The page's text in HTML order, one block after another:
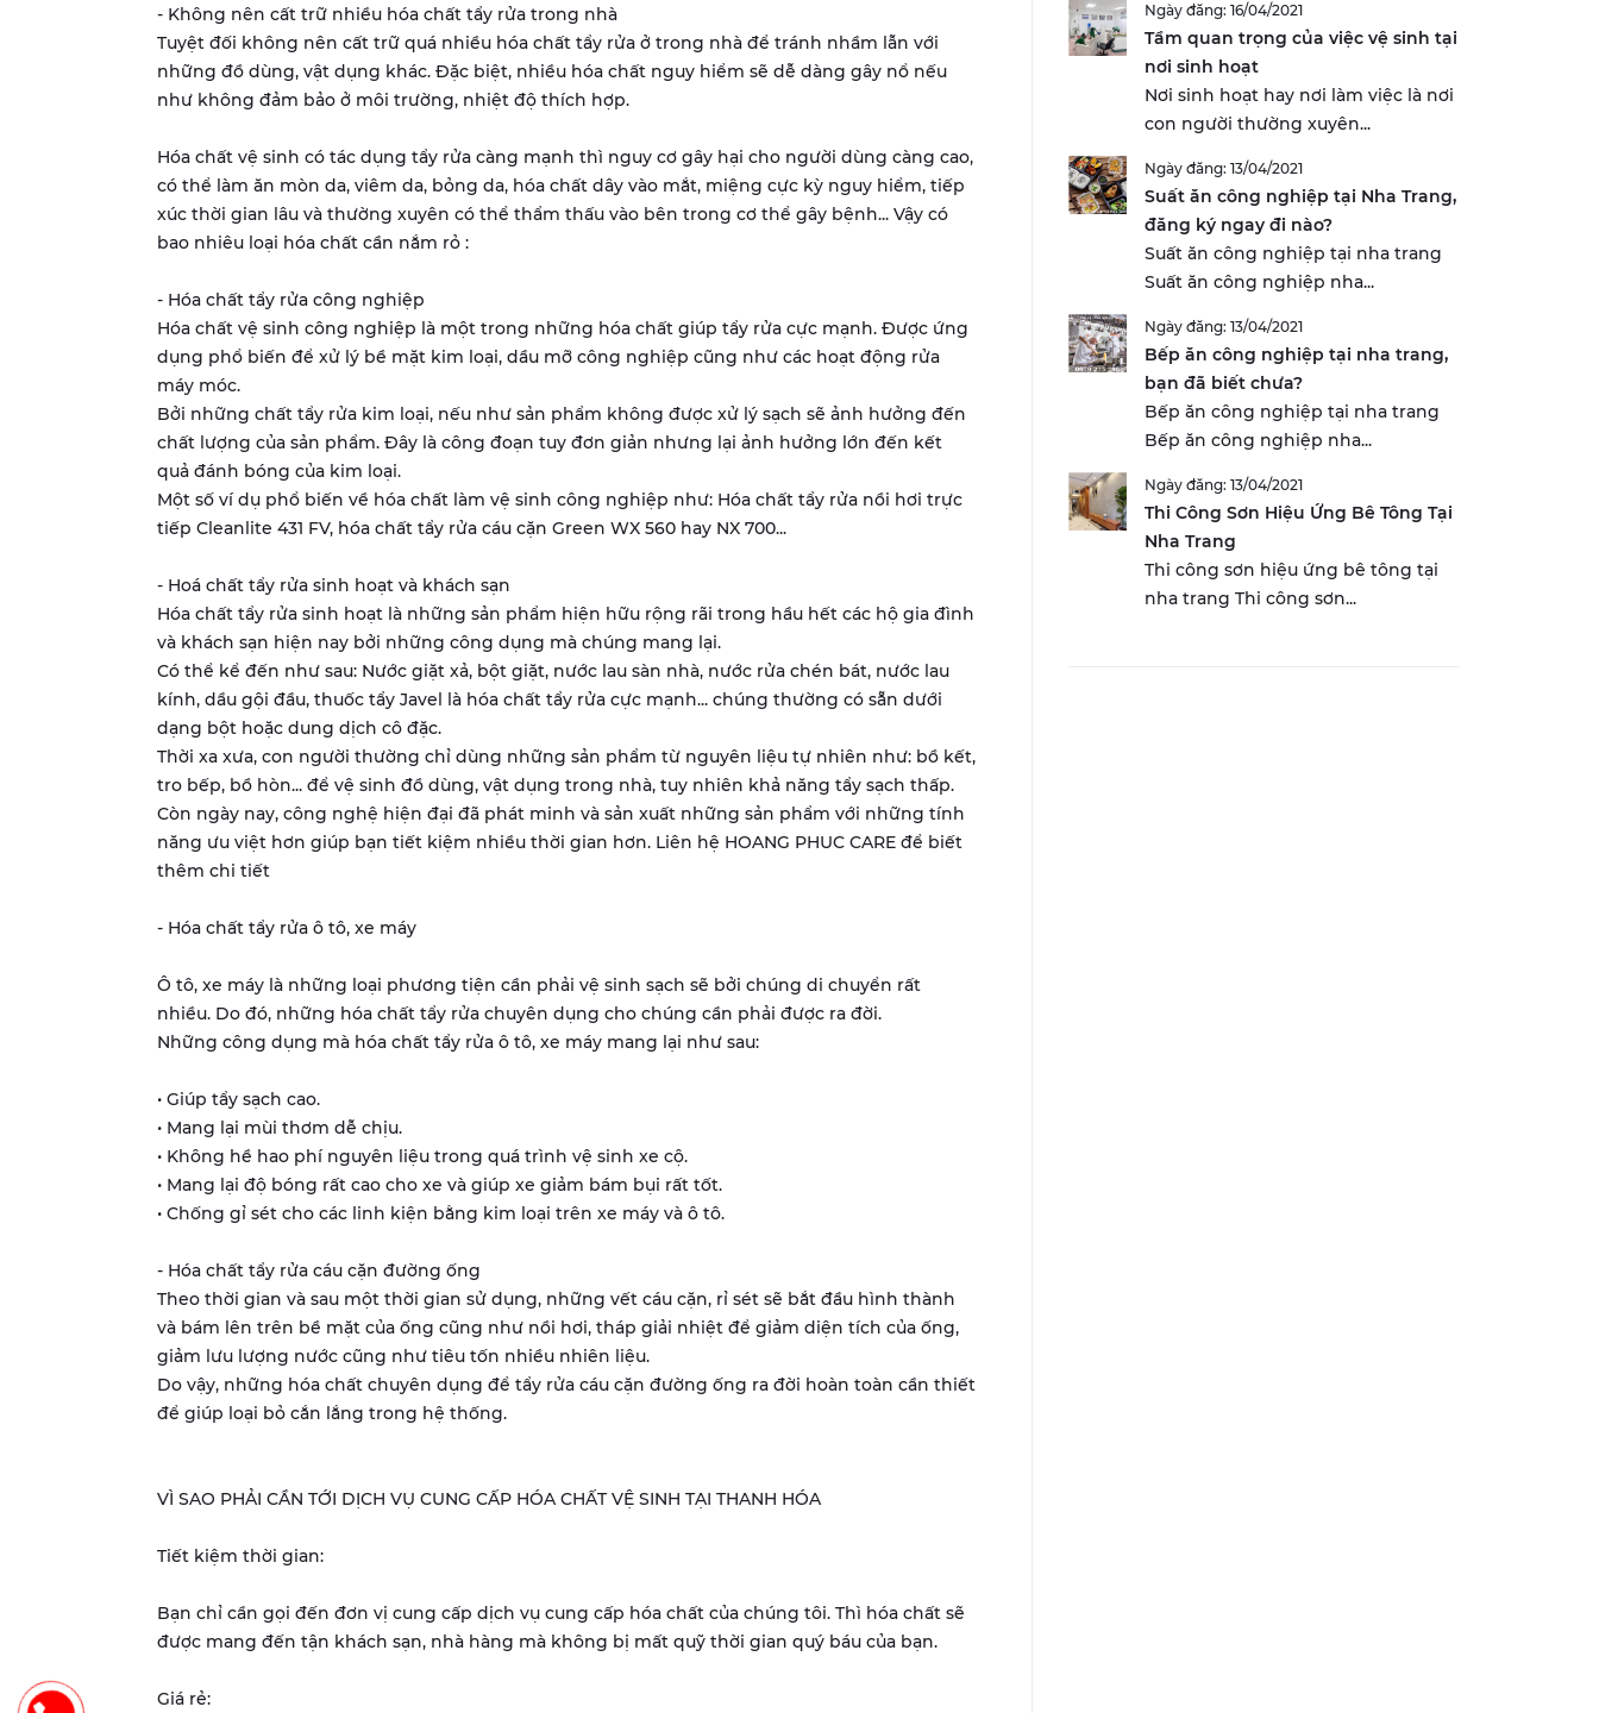
- Không nên cất trữ nhiều hóa chất tẩy rửa trong nhà
Tuyệt đối không nên cất trữ quá nhiều hóa chất tẩy rửa ở trong nhà để tránh nhầm lẫn với
những đồ dùng, vật dụng khác. Đặc biệt, nhiều hóa chất nguy hiểm sẽ dễ dàng gây nổ nếu
như không đảm bảo ở môi trường, nhiệt độ thích hợp.
Hóa chất vệ sinh có tác dụng tẩy rửa càng mạnh thì nguy cơ gây hại cho người dùng càng cao,
có thể làm ăn mòn da, viêm da, bỏng da, hóa chất dây vào mắt, miệng cực kỳ nguy hiểm, tiếp
xúc thời gian lâu và thường xuyên có thể thẩm thấu vào bên trong cơ thể gây bệnh... Vậy có
bao nhiêu loại hóa chất cần nắm rỏ :
- Hóa chất tẩy rửa công nghiệp
Hóa chất vệ sinh công nghiệp là một trong những hóa chất giúp tẩy rửa cực mạnh. Được ứng
dụng phổ biến để xử lý bề mặt kim loại, dầu mỡ công nghiệp cũng như các hoạt động rửa
máy móc.
Bởi những chất tẩy rửa kim loại, nếu như sản phẩm không được xử lý sạch sẽ ảnh hưởng đến
chất lượng của sản phẩm. Đây là công đoạn tuy đơn giản nhưng lại ảnh hưởng lớn đến kết
quả đánh bóng của kim loại.
Một số ví dụ phổ biến về hóa chất làm vệ sinh công nghiệp như: Hóa chất tẩy rửa nồi hơi trực
tiếp Cleanlite 431 FV, hóa chất tẩy rửa cáu cặn Green WX 560 hay NX 700...
- Hoá chất tẩy rửa sinh hoạt và khách sạn
Hóa chất tẩy rửa sinh hoạt là những sản phẩm hiện hữu rộng rãi trong hầu hết các hộ gia đình
và khách sạn hiện nay bởi những công dụng mà chúng mang lại.
Có thể kể đến như sau: Nước giặt xả, bột giặt, nước lau sàn nhà, nước rửa chén bát, nước lau
kính, dầu gội đầu, thuốc tẩy Javel là hóa chất tẩy rửa cực mạnh... chúng thường có sẵn dưới
dạng bột hoặc dung dịch cô đặc.
Thời xa xưa, con người thường chỉ dùng những sản phẩm từ nguyên liệu tự nhiên như: bồ kết,
tro bếp, bồ hòn... để vệ sinh đồ dùng, vật dụng trong nhà, tuy nhiên khả năng tẩy sạch thấp.
Còn ngày nay, công nghệ hiện đại đã phát minh và sản xuất những sản phẩm với những tính
năng ưu việt hơn giúp bạn tiết kiệm nhiều thời gian hơn. Liên hệ HOANG PHUC CARE để biết
thêm chi tiết
- Hóa chất tẩy rửa ô tô, xe máy
Ô tô, xe máy là những loại phương tiện cần phải vệ sinh sạch sẽ bởi chúng di chuyển rất
nhiều. Do đó, những hóa chất tẩy rửa chuyên dụng cho chúng cần phải được ra đời.
Những công dụng mà hóa chất tẩy rửa ô tô, xe máy mang lại như sau:
• Giúp tẩy sạch cao.
• Mang lại mùi thơm dễ chịu.
• Không hề hao phí nguyên liệu trong quá trình vệ sinh xe cộ.
• Mang lại độ bóng rất cao cho xe và giúp xe giảm bám bụi rất tốt.
• Chống gỉ sét cho các linh kiện bằng kim loại trên xe máy và ô tô.
- Hóa chất tẩy rửa cáu cặn đường ống
Theo thời gian và sau một thời gian sử dụng, những vết cáu cặn, rỉ sét sẽ bắt đầu hình thành
và bám lên trên bề mặt của ống cũng như nồi hơi, tháp giải nhiệt để giảm diện tích của ống,
giảm lưu lượng nước cũng như tiêu tốn nhiều nhiên liệu.
Do vậy, những hóa chất chuyên dụng để tẩy rửa cáu cặn đường ống ra đời hoàn toàn cần thiết
để giúp loại bỏ cắn lắng trong hệ thống.
VÌ SAO PHẢI CẦN TỚI DỊCH VỤ CUNG CẤP HÓA CHẤT VỆ SINH TẠI THANH HÓA
Tiết kiệm thời gian:
Bạn chỉ cần gọi đến đơn vị cung cấp dịch vụ cung cấp hóa chất của chúng tôi. Thì hóa chất sẽ
được mang đến tận khách sạn, nhà hàng mà không bị mất quỹ thời gian quý báu của bạn.
Giá rẻ:
Ngày đăng: 16/04/2021
Tầm quan trọng của việc vệ sinh tại
nơi sinh hoạt
Nơi sinh hoạt hay nơi làm việc là nơi
con người thường xuyên...
Ngày đăng: 13/04/2021
Suất ăn công nghiệp tại Nha Trang,
đăng ký ngay đi nào?
Suất ăn công nghiệp tại nha trang
Suất ăn công nghiệp nha...
Ngày đăng: 13/04/2021
Bếp ăn công nghiệp tại nha trang,
bạn đã biết chưa?
Bếp ăn công nghiệp tại nha trang
Bếp ăn công nghiệp nha...
Ngày đăng: 13/04/2021
Thi Công Sơn Hiệu Ứng Bê Tông Tại
Nha Trang
Thi công sơn hiệu ứng bê tông tại
nha trang Thi công sơn...